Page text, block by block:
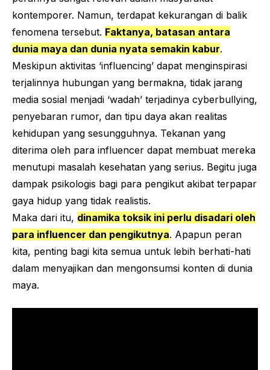
kontemporer. Namun, terdapat kekurangan di balik
fenomena tersebut. Faktanya, batasan antara
dunia maya dan dunia nyata semakin kabur.
Meskipun aktivitas ‘influencing’ dapat menginspirasi
terjalinnya hubungan yang bermakna, tidak jarang
media sosial menjadi ‘wadah’ terjadinya cyberbullying,
penyebaran rumor, dan tipu daya akan realitas
kehidupan yang sesungguhnya. Tekanan yang
diterima oleh para influencer dapat membuat mereka
menutupi masalah kesehatan yang serius. Begitu juga
dampak psikologis bagi para pengikut akibat terpapar
gaya hidup yang tidak realistis.
Maka dari itu, dinamika toksik ini perlu disadari oleh
para influencer dan pengikutnya. Apapun peran
kita, penting bagi kita semua untuk lebih berhati-hati
dalam menyajikan dan mengonsumsi konten di dunia
maya.